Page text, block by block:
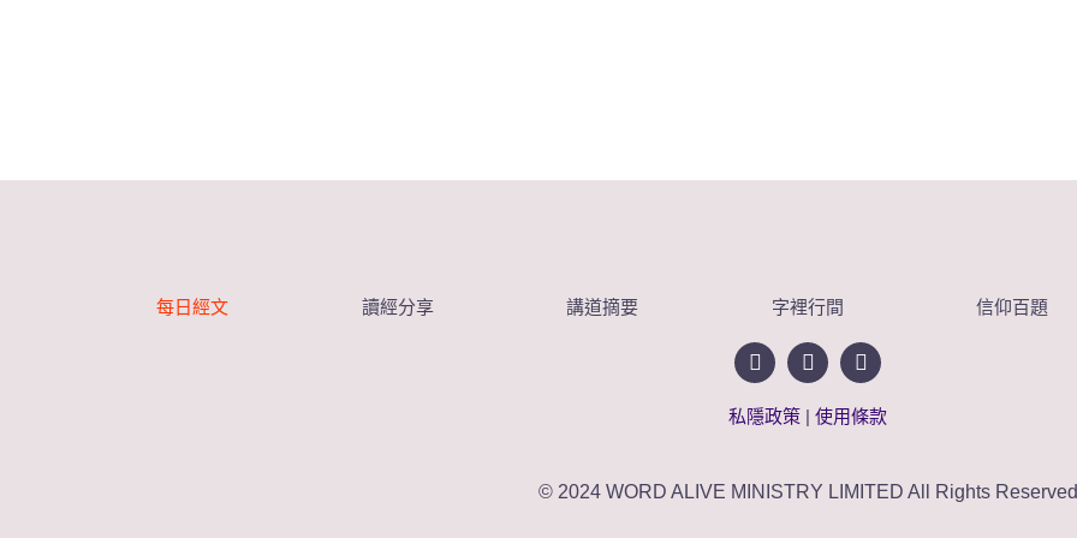
每日經文 讀經分享 講道摘要 字裡行間 信仰百題
私隱政策 | 使用條款
© 2024 WORD ALIVE MINISTRY LIMITED All Rights Reserved